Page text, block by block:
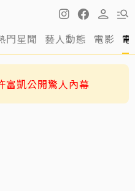
門星聞 藝人動態 電影
富凱公開驚人內幕